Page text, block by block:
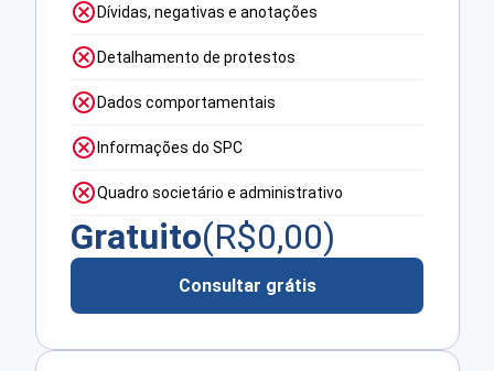
Dívidas, negativas e anotações
Detalhamento de protestos
Dados comportamentais
Informações do SPC
Quadro societário e administrativo
Gratuito(R$0,00)
Consultar grátis